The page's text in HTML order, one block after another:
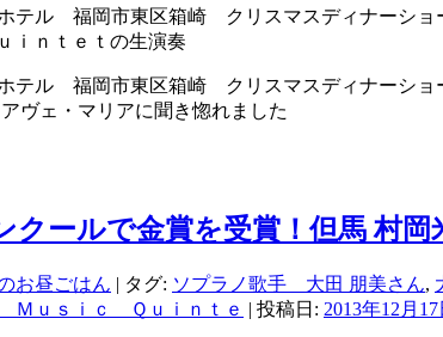
ｎｔｅｔの生演奏
ヴェ・マリアに聞き惚れました
お昼ごはん | タグ: ソプラノ歌手 大田 朋美さん,
Ｍｕｓｉｃ Ｑｕｉｎｔｅ | 投稿日: 2013年12月17